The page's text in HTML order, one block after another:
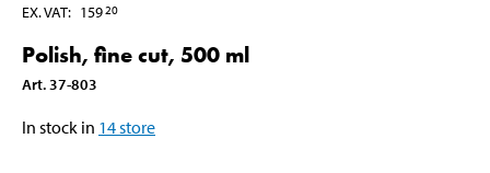
EX. VAT: 15920
Polish, fine cut, 500 ml
Art. 37-803
In stock in 14store